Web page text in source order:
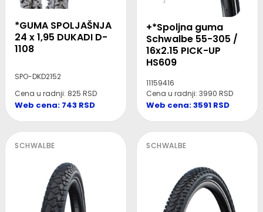
*GUMA SPOLJAŠNJA
24 x 1,95 DUKADI D-
1108
SPO-DKD2152
Cena u radnji: 825 RSD
Web cena: 743 RSD
+*Spoljna guma
Schwalbe 55-305 /
16x2.15 PICK-UP
HS609
11159416
Cena u radnji: 3990 RSD
Web cena: 3591 RSD
SCHWALBE SCHWALBE